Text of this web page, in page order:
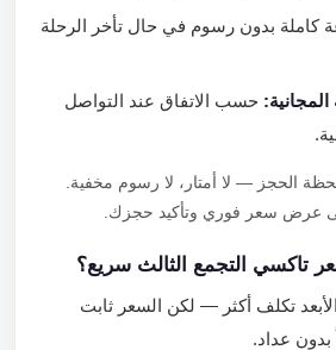
بدون رسوم في حال تأخر الرحلة
حسب الاتفاق عند التواصل
الحجز — لا أمتار، لا رسوم مخفية.
عرض سعر فوري وتأكيد حجزك.
تاكسي التجمع الثالث سريع؟
تكلف أكثر — لكن السعر ثابت
عداد.